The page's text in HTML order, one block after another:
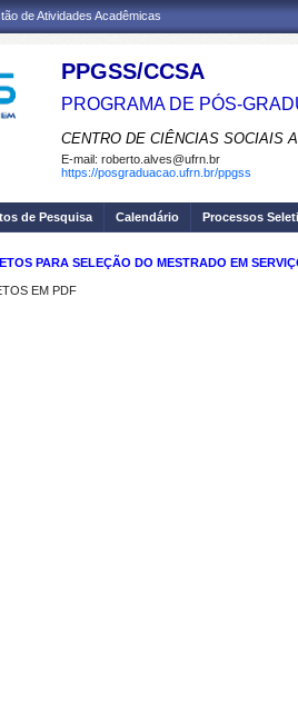
de Atividades Acadêmicas
PPGSS/CCSA
PROGRAMA DE PÓS-
CENTRO DE CIÊNCIAS SOCIAIS
E-mail: roberto.alves@ufrn.br
https://posgraduacao.ufrn.br/ppgss
de Pesquisa Calendário Processos
PARA SELEÇÃO DO MESTRADO EM
EM PDF